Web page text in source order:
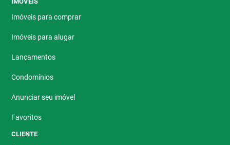
Imóveis para comprar
Imóveis para alugar
Lançamentos
Condomínios
Anunciar seu imóvel
Favoritos
CLIENTE